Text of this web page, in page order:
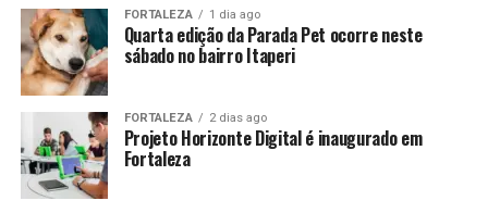
FORTALEZA 1 dia ago
Quarta edição da Parada Pet ocorre neste
sábado no bairro Itaperi
FORTALEZA 2 dias ago
Projeto Horizonte Digital é inaugurado em
Fortaleza